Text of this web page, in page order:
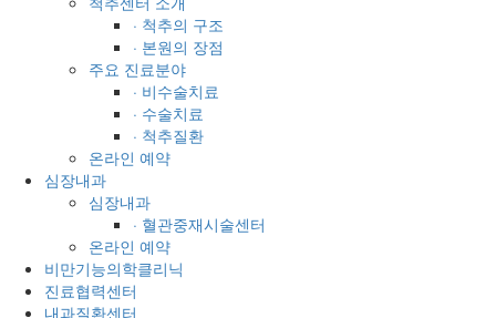
· 척추의 구조
· 본원의 장점
주요 진료분야
· 비수술치료
· 수술치료
· 척추질환
온라인 예약
심장내과
심장내과
· 혈관중재시술센터
온라인 예약
비만기능의학클리닉
진료협력센터
내과질환센터